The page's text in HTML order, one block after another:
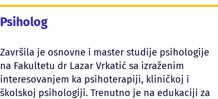
Psiholog
Završila je osnovne i master studije psihologije
na Fakultetu dr Lazar Vrkatić sa izraženim
interesovanjem ka psihoterapiji, kliničkoj i
školskoj psihologiji. Trenutno je na edukaciji za